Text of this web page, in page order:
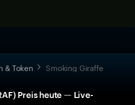
& Token Smoking Giraffe
Preis heute — Live-